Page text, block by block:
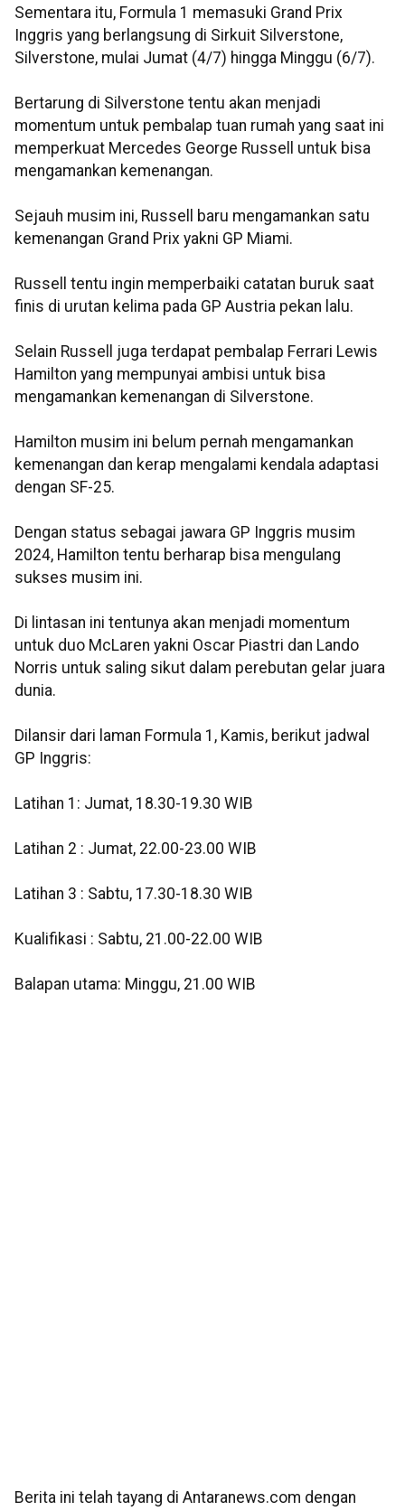
Sementara itu, Formula 1 memasuki Grand Prix
Inggris yang berlangsung di Sirkuit Silverstone,
Silverstone, mulai Jumat (4/7) hingga Minggu (6/7).
Bertarung di Silverstone tentu akan menjadi
momentum untuk pembalap tuan rumah yang saat ini
memperkuat Mercedes George Russell untuk bisa
mengamankan kemenangan.
Sejauh musim ini, Russell baru mengamankan satu
kemenangan Grand Prix yakni GP Miami.
Russell tentu ingin memperbaiki catatan buruk saat
finis di urutan kelima pada GP Austria pekan lalu.
Selain Russell juga terdapat pembalap Ferrari Lewis
Hamilton yang mempunyai ambisi untuk bisa
mengamankan kemenangan di Silverstone.
Hamilton musim ini belum pernah mengamankan
kemenangan dan kerap mengalami kendala adaptasi
dengan SF-25.
Dengan status sebagai jawara GP Inggris musim
2024, Hamilton tentu berharap bisa mengulang
sukses musim ini.
Di lintasan ini tentunya akan menjadi momentum
untuk duo McLaren yakni Oscar Piastri dan Lando
Norris untuk saling sikut dalam perebutan gelar juara
dunia.
Dilansir dari laman Formula 1, Kamis, berikut jadwal
GP Inggris:
Latihan 1: Jumat, 18.30-19.30 WIB
Latihan 2 : Jumat, 22.00-23.00 WIB
Latihan 3 : Sabtu, 17.30-18.30 WIB
Kualifikasi : Sabtu, 21.00-22.00 WIB
Balapan utama: Minggu, 21.00 WIB
Berita ini telah tayang di Antaranews.com dengan